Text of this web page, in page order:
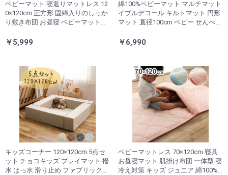
ベビーマット 寝返りマットレス 12
0×120cm 正方形 固綿入りのしっか
り敷き布団 お昼寝 ベビーマットレ
ん 赤ちゃん 幼稚園 保育園 無地 固
￥5,999
綿100%ベビーマット マルチマット
イブルデコール キルトマット 円形
マット 直径100cm ベビー せんべい
ル サニーマット(代引不可)
￥6,990
キッズコーナー 120×120cm 5点セ
ット チョコキッズ プレイマット 撥
水 はっ水 滑り止め ファブリック
ベビーマットレス 70×120cm 寝具
お昼寝マット 肌掛け布団 一体型 寝
冷え対策 キッズ ジュニア 綿100%